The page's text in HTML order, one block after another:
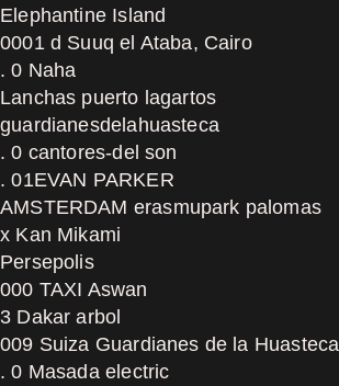
Elephantine Island
0001 d Suuq el Ataba, Cairo
. 0 Naha
Lanchas puerto lagartos
guardianesdelahuasteca
. 0 cantores-del son
. 01EVAN PARKER
AMSTERDAM erasmupark palomas
x Kan Mikami
Persepolis
000 TAXI Aswan
3 Dakar arbol
009 Suiza Guardianes de la Huasteca
. 0 Masada electric